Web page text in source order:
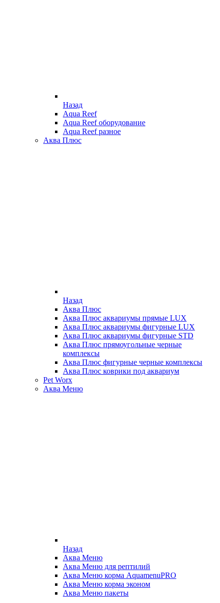
Назад
Aqua Reef
Aqua Reef оборудование
Aqua Reef разное
Аква Плюс
Назад
Аква Плюс
Аква Плюс аквариумы прямые LUX
Аква Плюс аквариумы фигурные LUX
Аква Плюс аквариумы фигурные STD
Аква Плюс прямоугольные черные
комплексы
Аква Плюс фигурные черные комплексы
Аква Плюс коврики под аквариум
Pet Worx
Аква Меню
Назад
Аква Меню
Аква Меню для рептилий
Аква Меню корма AquamenuPRO
Аква Меню корма эконом
Аква Меню пакеты